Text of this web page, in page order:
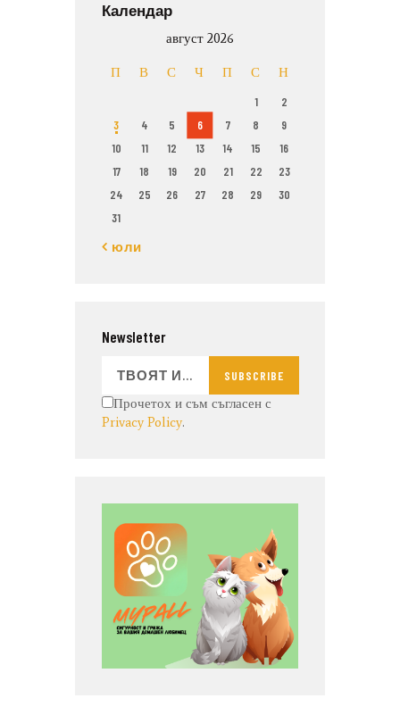
Календар
август 2026
П В С Ч П С Н
1
2
3
4 5 6 7 8
9
10
11 12 13 14 15
16
17
18 19 20 21 22
23
24
25 26 27 28 29
30
31
« юли
Newsletter
SUBSCRIBE
Прочетох и съм съгласен с
Privacy Policy.